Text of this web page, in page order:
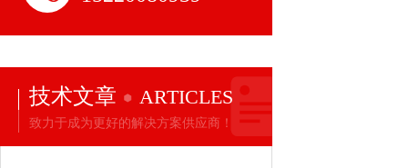
技术文章 ARTICLES
致力于成为更好的解决方案供应商！